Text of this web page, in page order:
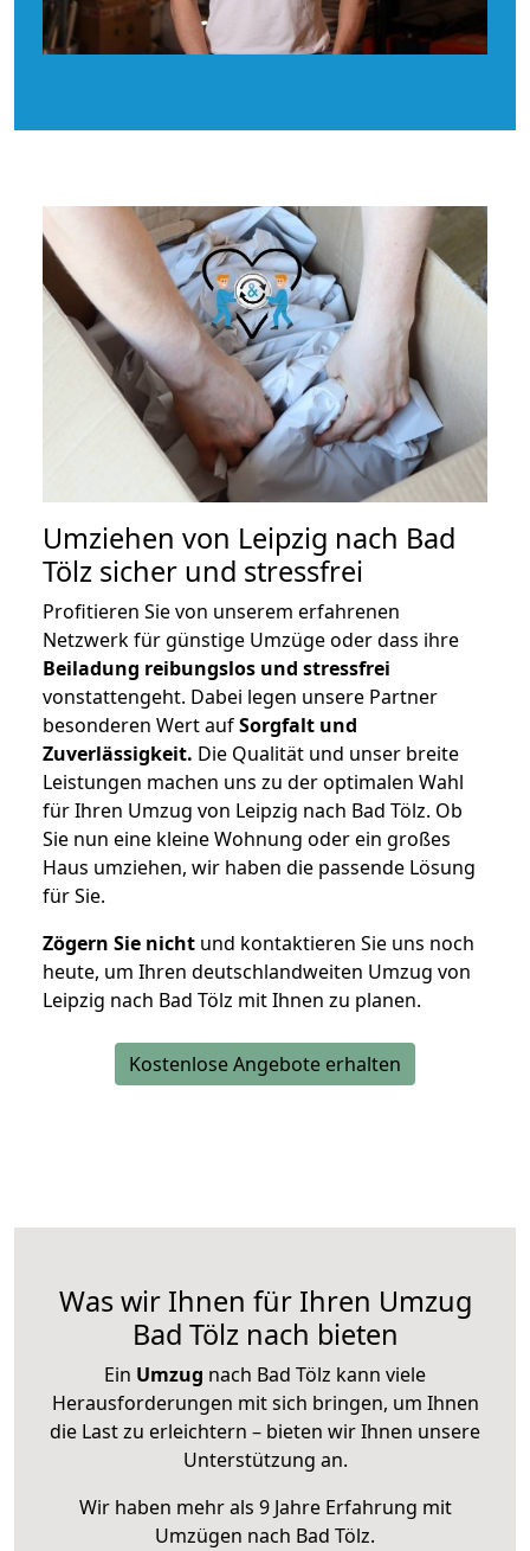
Umziehen von Leipzig nach Bad
Tölz sicher und stressfrei
Profitieren Sie von unserem erfahrenen
Netzwerk für günstige Umzüge oder dass ihre
Beiladung reibungslos und stressfrei
vonstattengeht. Dabei legen unsere Partner
besonderen Wert aufSorgfalt und
Zuverlässigkeit. Die Qualität und unser breite
Leistungen machen uns zu der optimalen Wahl
für Ihren Umzug von Leipzig nach Bad Tölz. Ob
Sie nun eine kleine Wohnung oder ein großes
Haus umziehen, wir haben die passende Lösung
für Sie.
Zögern Sie nicht und kontaktieren Sie uns noch
heute, um Ihren deutschlandweiten Umzug von
Leipzig nach Bad Tölz mit Ihnen zu planen.
Kostenlose Angebote erhalten
Was wir Ihnen für Ihren Umzug
Bad Tölz nach bieten
Ein Umzug nach Bad Tölz kann viele
Herausforderungen mit sich bringen, um Ihnen
die Last zu erleichtern – bieten wir Ihnen unsere
Unterstützung an.
Wir haben mehr als 9 Jahre Erfahrung mit
Umzügen nach Bad Tölz.